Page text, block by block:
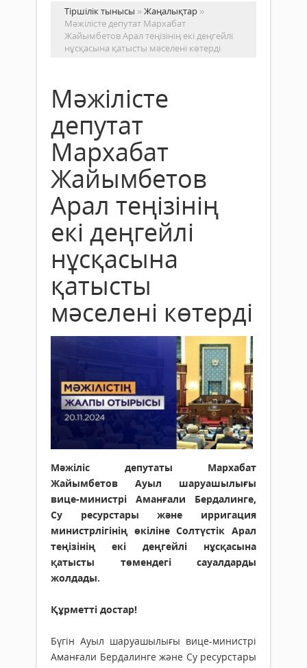
Тіршілік тынысы »Жаңалықтар »
Мәжілісте депутат Мархабат
Жайымбетов Арал теңізінің екі деңгейлі
нұсқасына қатысты мәселені көтерді
Мәжілісте
депутат
Мархабат
Жайымбетов
Арал теңізінің
екі деңгейлі
нұсқасына
қатысты
мәселені көтерді
Мәжіліс депутаты Мархабат
Жайымбетов Ауыл шаруашылығы
вице-министрі Аманғали Бердалинге,
Су ресурстары және ирригация
министрлігінің өкіліне Солтүстік Арал
теңізінің екі деңгейлі нұсқасына
қатысты төмендегі сауалдарды
жолдады.
Құрметті достар!
Бүгін Ауыл шаруашылығы вице-министрі
Аманғали Бердалинге және Су ресурстары